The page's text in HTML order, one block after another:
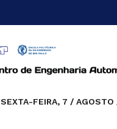
SEXTA-FEIRA, 7 /